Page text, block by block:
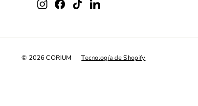
InstagramFacebookTikTok
© 2026 CORIUM Tecnología de Shopify